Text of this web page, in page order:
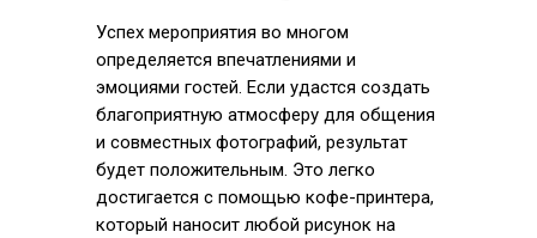
Успех мероприятия во многом
определяется впечатлениями и
эмоциями гостей. Если удастся создать
благоприятную атмосферу для общения
и совместных фотографий, результат
будет положительным. Это легко
достигается с помощью кофе-принтера,
который наносит любой рисунок на